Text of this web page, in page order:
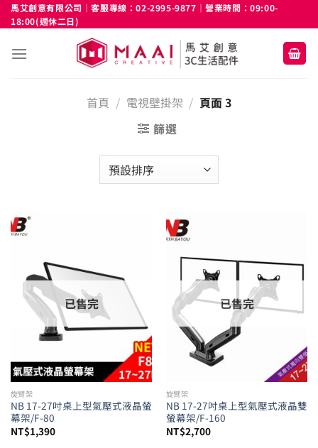
Skip
to
馬艾創意有限公司｜客服專線：02-2995-9877｜營業時間：09:00-
18:00(週休二日)
首頁 / 電視壁掛架 / 頁面 3
篩選
已售完
旋臂架
NB 17-27吋桌上型氣壓式液晶螢
幕架/F-80
NT$1,390
已售完
旋臂架
NB 17-27吋桌上型氣壓式液晶雙
螢幕架/F-160
NT$2,700